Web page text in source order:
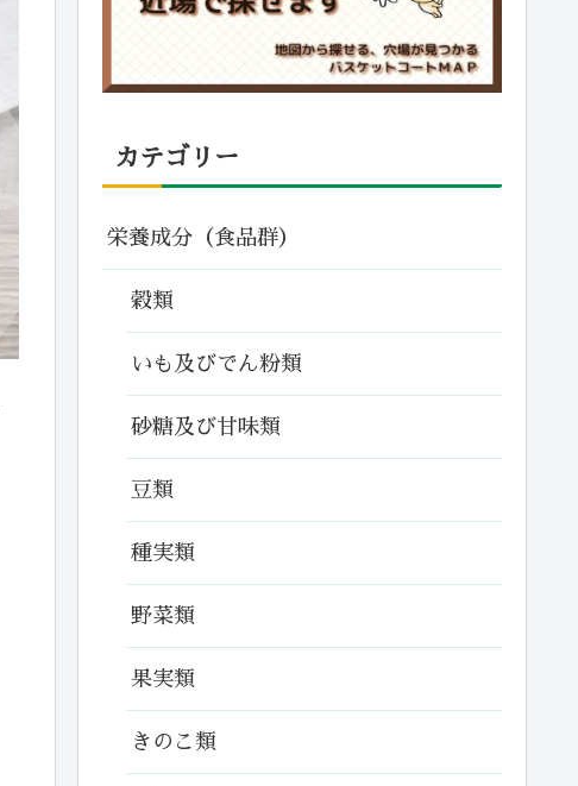
カテゴリー
栄養成分（食品群）
穀類
いも及びでん粉類
砂糖及び甘味類
豆類
種実類
野菜類
果実類
きのこ類